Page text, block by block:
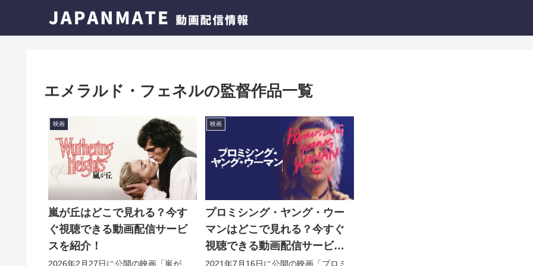
エメラルド・フェネルの監督作品一覧
映画
嵐が丘はどこで見れる？今す
ぐ視聴できる動画配信サービ
スを紹介！
2026年2月27日に公開の映画「嵐が
映画
プロミシング・ヤング・ウー
マンはどこで見れる？今すぐ
視聴できる動画配信サービス
を紹介！
2021年7月16日に公開の映画「プロミ